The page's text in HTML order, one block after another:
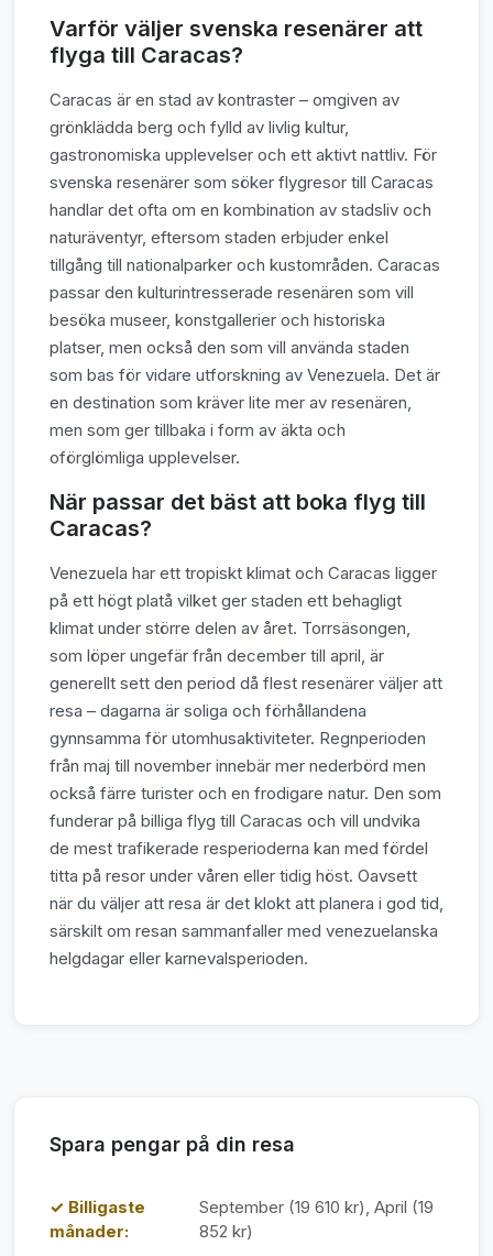
Varför väljer svenska resenärer att
flyga till Caracas?
Caracas är en stad av kontraster – omgiven av
grönklädda berg och fylld av livlig kultur,
gastronomiska upplevelser och ett aktivt nattliv. För
svenska resenärer som söker flygresor till Caracas
handlar det ofta om en kombination av stadsliv och
naturäventyr, eftersom staden erbjuder enkel
tillgång till nationalparker och kustområden. Caracas
passar den kulturintresserade resenären som vill
besöka museer, konstgallerier och historiska
platser, men också den som vill använda staden
som bas för vidare utforskning av Venezuela. Det är
en destination som kräver lite mer av resenären,
men som ger tillbaka i form av äkta och
oförglömliga upplevelser.
När passar det bäst att boka flyg till
Caracas?
Venezuela har ett tropiskt klimat och Caracas ligger
på ett högt platå vilket ger staden ett behagligt
klimat under större delen av året. Torrsäsongen,
som löper ungefär från december till april, är
generellt sett den period då flest resenärer väljer att
resa – dagarna är soliga och förhållandena
gynnsamma för utomhusaktiviteter. Regnperioden
från maj till november innebär mer nederbörd men
också färre turister och en frodigare natur. Den som
funderar på billiga flyg till Caracas och vill undvika
de mest trafikerade resperioderna kan med fördel
titta på resor under våren eller tidig höst. Oavsett
när du väljer att resa är det klokt att planera i god tid,
särskilt om resan sammanfaller med venezuelanska
helgdagar eller karnevalsperioden.
Spara pengar på din resa
✓ Billigaste
månader:
September (19 610 kr), April (19
852 kr)